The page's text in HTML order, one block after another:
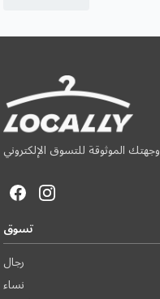
وجهتك الموثوقة للتسوق الإلكتروني
تسوق
رجال
نساء